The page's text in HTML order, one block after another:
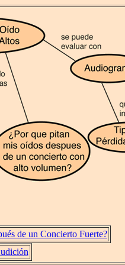
de un Concierto Fuerte?